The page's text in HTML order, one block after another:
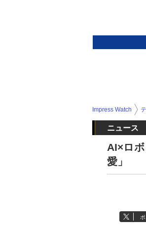
Impress Watch
ニュース
AI×ロ
愛」